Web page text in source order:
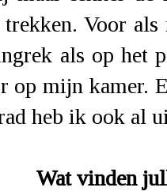
trekken. Voor
als op het
op mijn kamer.
heb ik ook al
Wat vinden